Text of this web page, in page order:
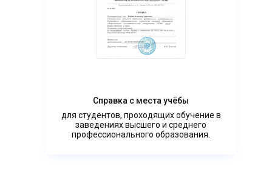
Справка с места учёбы
для студентов, проходящих обучение в
заведениях высшего и среднего
профессионального образования.